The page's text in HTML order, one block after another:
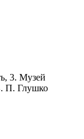
3. Музей
П. Глушко